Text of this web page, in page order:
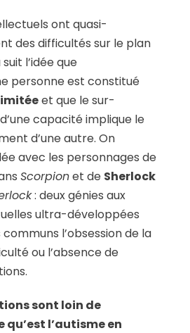
ont quasi-
des difficultés sur le plan
l’idée que
personne est constitué
et que le sur-
capacité implique le
d’une autre. On
avec les personnages de
Scorpionet de Sherlock
: deux génies aux
ultra-développées
l’obsession de la
ou l’absence de
sont loin de
qu’est l’autisme en